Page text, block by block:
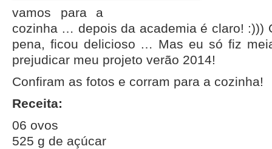
vamos para a
cozinha … depois da academia é claro! :)))
pena, ficou delicioso … Mas eu só fiz
prejudicar meu projeto verão 2014!
Confiram as fotos e corram para a cozinha!
Receita:
06 ovos
525 g de açúcar